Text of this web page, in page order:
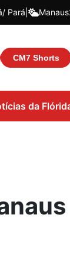
Pará Manaus
CM7 Shorts
da